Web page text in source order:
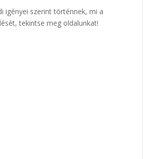
igényei szerint történnek, mi a
tekintse meg oldalunkat!